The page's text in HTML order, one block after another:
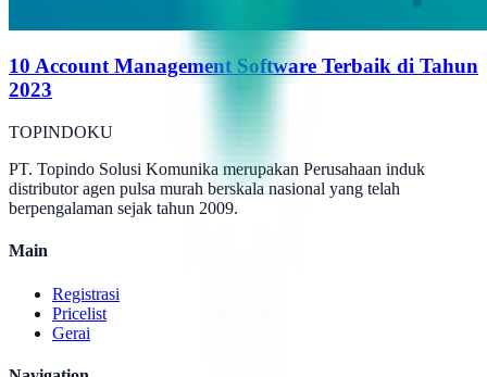
10 Account Management Software Terbaik di Tahun
2023
TOPINDOKU
PT. Topindo Solusi Komunika merupakan Perusahaan induk
distributor agen pulsa murah berskala nasional yang telah
berpengalaman sejak tahun 2009.
Main
Registrasi
Pricelist
Gerai